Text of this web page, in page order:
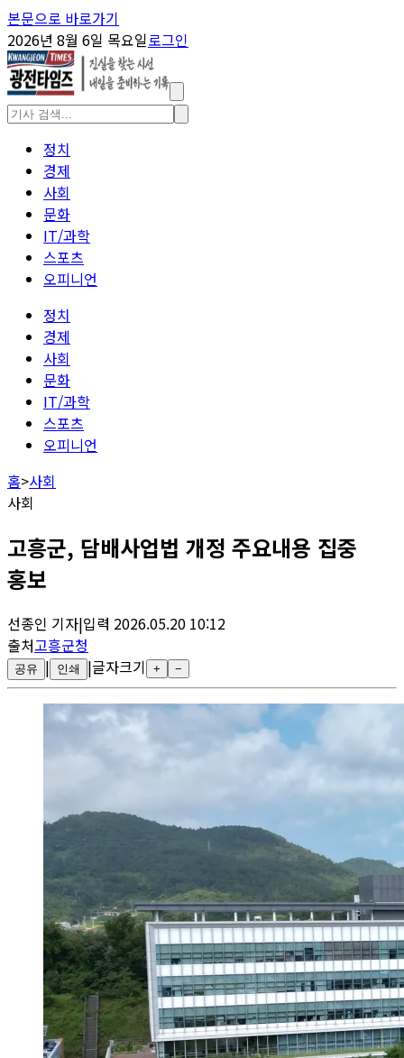
본문으로 바로가기
2026년 8월 6일 목요일로그인
정치
경제
사회
문화
IT/과학
스포츠
오피니언
정치
경제
사회
문화
IT/과학
스포츠
오피니언
홈>사회
사회
고흥군, 담배사업법 개정 주요내용 집중
홍보
선종인 기자|입력 2026.05.20 10:12
출처고흥군청
공유 | 인쇄 |글자크기 + −